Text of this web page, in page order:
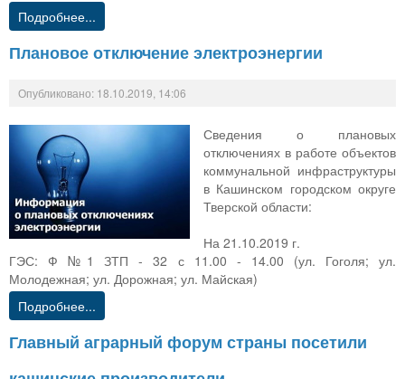
Подробнее...
Плановое отключение электроэнергии
Опубликовано: 18.10.2019, 14:06
Сведения о плановых
отключениях в работе объектов
коммунальной инфраструктуры
в Кашинском городском округе
Тверской области:
На 21.10.2019 г.
ГЭС: Ф №1 ЗТП - 32 с 11.00 - 14.00 (ул. Гоголя; ул.
Молодежная; ул. Дорожная; ул. Майская)
Подробнее...
Главный аграрный форум страны посетили